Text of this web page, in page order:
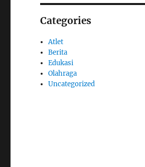
Categories
Atlet
Berita
Edukasi
Olahraga
Uncategorized